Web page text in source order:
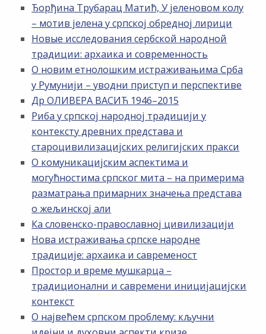
Ђорђина Трубарац Матић, У јеленовом колу
– мотив јелена у српској обредној лирици
Новые исследования сербской народной
традиции: архаика и современность
О новим етнолошким истраживањима Срба
у Румунији – уводни приступ и перспективе
Др ОЛИВЕРА ВАСИЋ 1946–2015
Риба у српској народној традицији у
контексту древних представа и
староцивилизацијских религијских пракси
О комуникацијским аспектима и
могућностима српског мита – на примерима
разматрања примарних значења представа
о жељинској али
Ка словенско-православној цивилизацији
Нова истраживања српске народне
традиције: архаика и савременост
Простор и време мушкарца –
традиционални и савремени иницијацијски
контекст
О највећем српском проблему: кључни